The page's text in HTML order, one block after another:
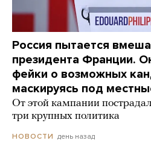
Россия пытается
президента Франции.
фейки о возможных
маскируясь под
От этой кампании
три крупных политика
НОВОСТИ день назад